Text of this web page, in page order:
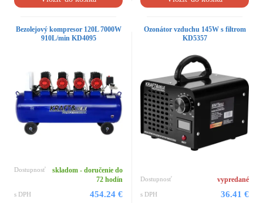
Bezolejový kompresor 120L 7000W
910L/min KD4095
Dostupnosť
skladom - doručenie do
72 hodín
s DPH 454.24 €
Ozonátor vzduchu 145W s filtrom
KD5357
Dostupnosť vypredané
s DPH 36.41 €